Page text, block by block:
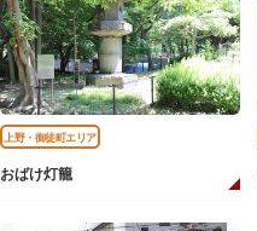
上野・御徒町エリア
おばけ灯籠